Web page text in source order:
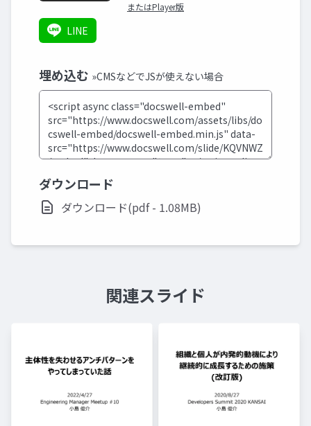
またはPlayer版
LINE
埋め込む »CMSなどでJSが使えない場合
ダウンロード
ダウンロード(pdf - 1.08MB)
関連スライド